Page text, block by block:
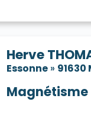
Herve
Essonne »
Magnétisme